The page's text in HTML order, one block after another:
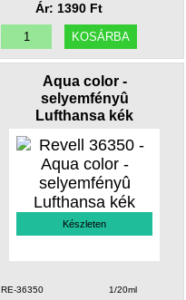
Ár: 1390 Ft
Aqua color -
selyemfényû
Lufthansa kék
Készleten
RE-36350 1/20ml